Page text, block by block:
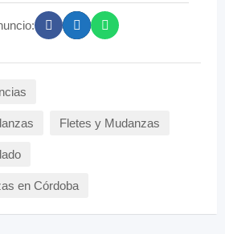
Fletes y Mudanzas
en Córdoba